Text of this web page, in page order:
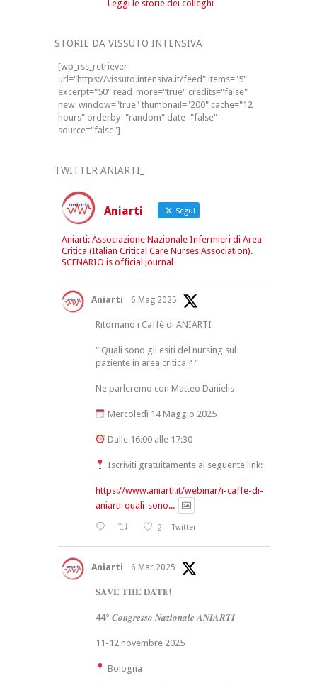
Leggi le storie dei colleghi
STORIE DA VISSUTO INTENSIVA
[wp_rss_retriever
url="https://vissuto.intensiva.it/feed" items="5"
excerpt="50" read_more="true" credits="false"
new_window="true" thumbnail="200" cache="12
hours" orderby="random" date="false"
source="false"]
TWITTER ANIARTI_
Aniarti Segui
Aniarti: Associazione Nazionale Infermieri di Area
Critica (Italian Critical Care Nurses Association).
SCENARIO is official journal
Aniarti 6 Mag 2025
Ritornano i Caffè di ANIARTI
“ Quali sono gli esiti del nursing sul
paziente in area critica ? “
Ne parleremo con Matteo Danielis
Mercoledì 14 Maggio 2025
Dalle 16:00 alle 17:30
Iscriviti gratuitamente al seguente link:
https://www.aniarti.it/webinar/i-caffe-di-
aniarti-quali-sono...
2 Twitter
Aniarti 6 Mar 2025
𝐒𝐀𝐕𝐄 𝐓𝐇𝐄 𝐃𝐀𝐓𝐄!
44° 𝑪𝒐𝒏𝒈𝒓𝒆𝒔𝒔𝒐 𝑵𝒂𝒛𝒊𝒐𝒏𝒂𝒍𝒆 𝑨𝑵𝑰𝑨𝑹𝑻𝑰
11-12 novembre 2025
Bologna